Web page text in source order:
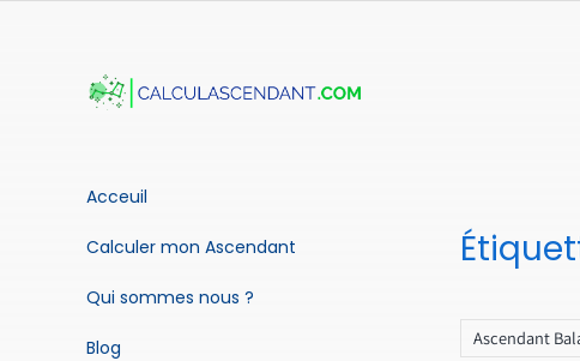
Acceuil
Calculer mon Ascendant
Qui sommes nous ?
Blog
Ascendant